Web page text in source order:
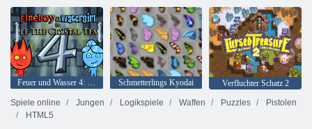
Feuer und Wasser 4: Kristalltempel Schmetterlings Kyodai
Verfluchter Schatz 2
Spiele online
Jungen Logikspiele Waffen Puzzles
Pistolen
HTML5